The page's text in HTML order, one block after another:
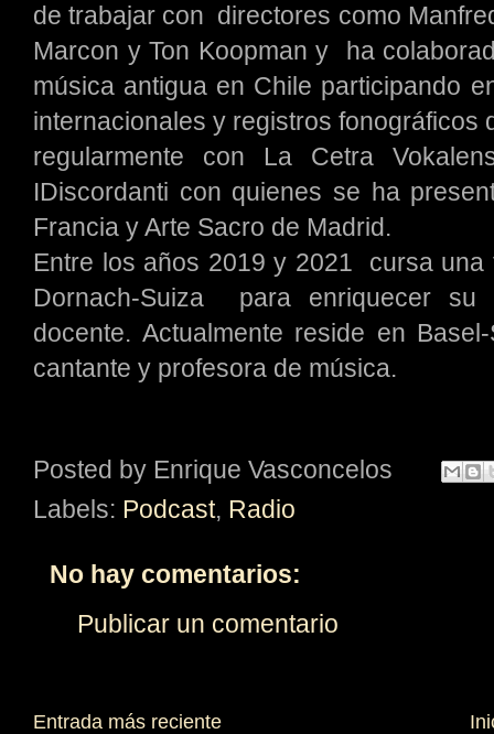
de trabajar con directores como
Marcon y Ton Koopman y ha
música antigua en Chile participando
internacionales y registros fonográficos
regularmente con La Cetra
IDiscordanti con quienes se ha
Francia y Arte Sacro de Madrid.
Entre los años 2019 y 2021 cursa
Dornach-Suiza para enriquecer su
docente. Actualmente reside en
cantante y profesora de música.
Posted by Enrique Vasconcelos
Labels: Podcast, Radio
No hay comentarios:
Publicar un comentario
Entrada más reciente